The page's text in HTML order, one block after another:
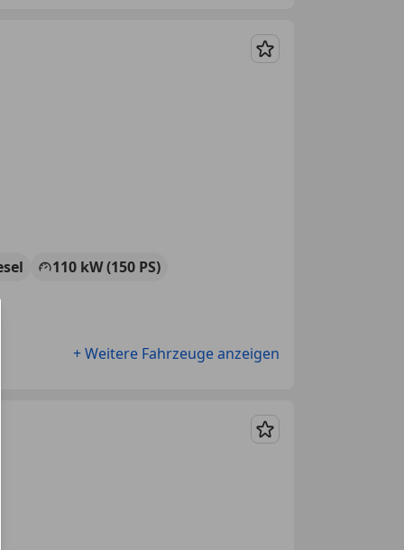
Merken
110 kW (150 PS)
+ Weitere Fahrzeuge anzeigen
Merken